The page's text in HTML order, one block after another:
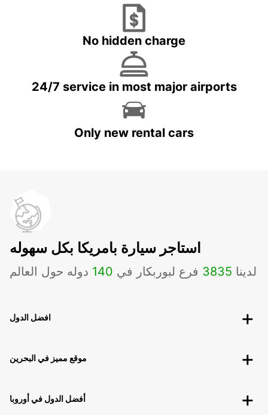
No hidden charge
24/7 service in most major airports
Only new rental cars
استاجر سيارة بامريكا بكل سهوله
لدينا 3835 فرع لبوربكار في 140 دوله حول العالم
افضل الدول
موقع مميز في البحرين
أفضل الدول في أوروبا